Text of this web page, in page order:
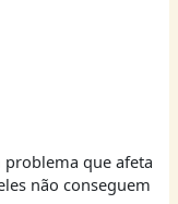
problema que afeta
não conseguem